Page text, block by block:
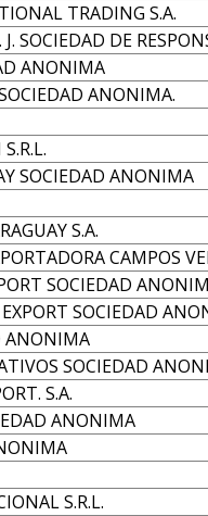
TRADING S.A.
SOCIEDAD DE
ANONIMA
ANONIMA.
SOCIEDAD ANONIMA
S.A.
CAMPOS
SOCIEDAD
SOCIEDAD
ANONIMA
SOCIEDAD
S.A.
ANONIMA
S.R.L.